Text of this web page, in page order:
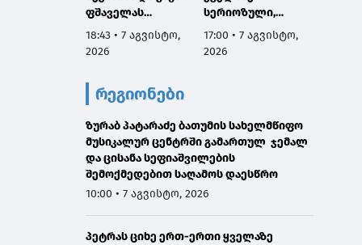
ფშაველას
გამზირების
კვეთიდან ჟვანიას
მოძრაობა
დროებით
შეიზღუდება
18:43 • 7 აგვისტო,
2026
სერიოზული,
ოფიციალური
განცხადება ჩემგან
დამეხმარეთ
გაზიარებაში"
17:00 • 7 აგვისტო,
2026
რეგიონები
ზურაბ პატარაძე ბათუმის სახელმწიფო
მუსიკალურ ცენტრში გამართულ ჯემალ
და ცისანა სეფიაშვილების
შემოქმედებით საღამოს დაესწრო
10:00 • 7 აგვისტო, 2026
პეტრას ციხე ერთ-ერთი ყველაზე